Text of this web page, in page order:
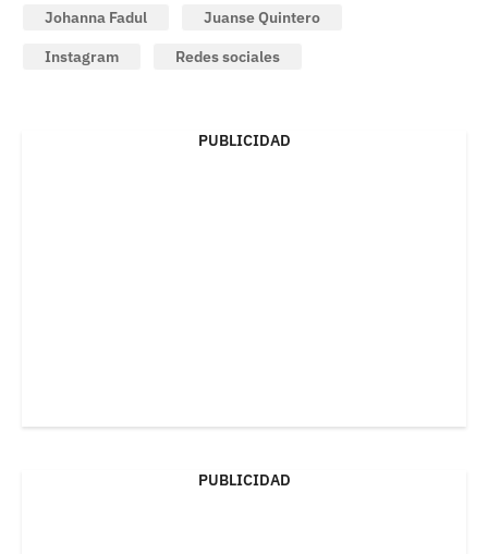
Johanna Fadul
Juanse Quintero
Instagram
Redes sociales
PUBLICIDAD
PUBLICIDAD